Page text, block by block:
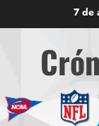
al
contenido
7 de